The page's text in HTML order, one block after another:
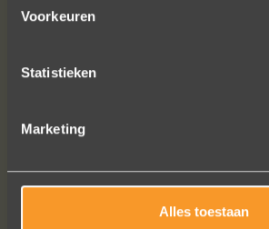
Voorkeuren
Statistieken
Marketing
Alles toestaan